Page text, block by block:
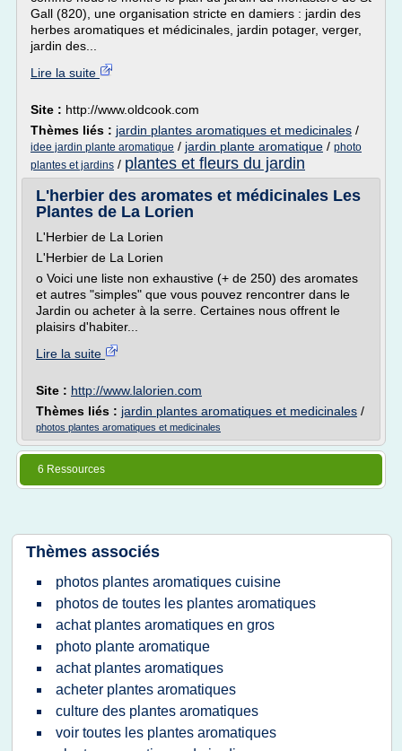
Gall (820), une organisation stricte en damiers : jardin des
herbes aromatiques et médicinales, jardin potager, verger,
jardin des...
Lire la suite
Site : http://www.oldcook.com
Thèmes liés : jardin plantes aromatiques et medicinales /
idee jardin plante aromatique / jardin plante aromatique / photo
plantes et jardins / plantes et fleurs du jardin
L'herbier des aromates et médicinales Les
Plantes de La Lorien
L'Herbier de La Lorien
L'Herbier de La Lorien
o Voici une liste non exhaustive (+ de 250) des aromates
et autres "simples" que vous pouvez rencontrer dans le
Jardin ou acheter à la serre. Certaines nous offrent le
plaisirs d'habiter...
Lire la suite
Site : http://www.lalorien.com
Thèmes liés : jardin plantes aromatiques et medicinales /
photos plantes aromatiques et medicinales
6 Ressources
Thèmes associés
photos plantes aromatiques cuisine
photos de toutes les plantes aromatiques
achat plantes aromatiques en gros
photo plante aromatique
achat plantes aromatiques
acheter plantes aromatiques
culture des plantes aromatiques
voir toutes les plantes aromatiques